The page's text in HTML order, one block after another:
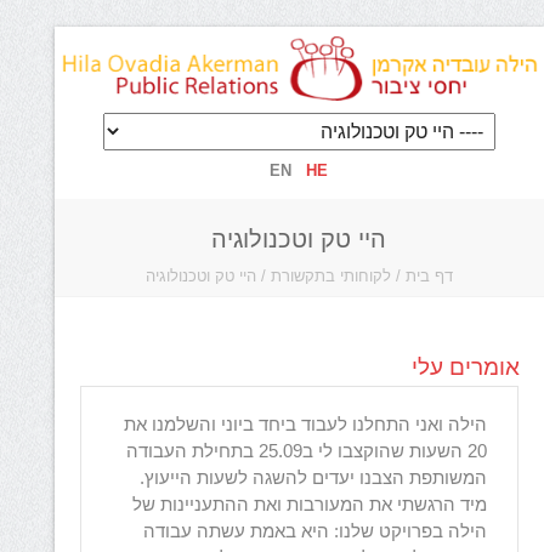
HE
EN
היי טק וטכנולוגיה
דף בית / לקוחותי בתקשורת / היי טק וטכנולוגיה
אומרים עלי
הילה ואני התחלנו לעבוד ביחד ביוני והשלמנו את
20 השעות שהוקצבו לי ב25.09 בתחילת העבודה
המשותפת הצבנו יעדים להשגה לשעות הייעוץ.
מיד הרגשתי את המעורבות ואת ההתעניינות של
הילה בפרויקט שלנו: היא באמת עשתה עבודה